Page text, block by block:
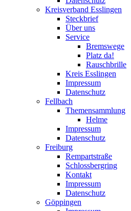
Kreisverband Esslingen
Steckbrief
Über uns
Service
Bremswege
Platz da!
Rauschbrille
Kreis Esslingen
Impressum
Datenschutz
Fellbach
Themensammlung
Helme
Impressum
Datenschutz
Freiburg
Rempartstraße
Schlossbergring
Kontakt
Impressum
Datenschutz
Göppingen